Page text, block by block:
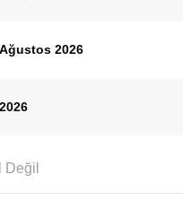
2026
Değil